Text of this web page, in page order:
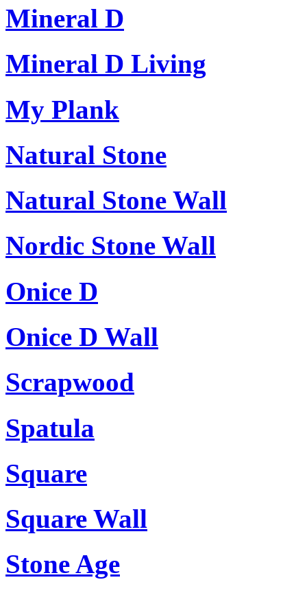
Mineral D
Mineral D Living
My Plank
Natural Stone
Natural Stone Wall
Nordic Stone Wall
Onice D
Onice D Wall
Scrapwood
Spatula
Square
Square Wall
Stone Age